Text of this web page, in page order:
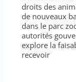
droits des
de nouveaux
dans le parc
autorités
explore la
recevoir